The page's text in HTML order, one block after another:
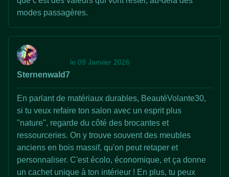
modes passagères.
Sternenwald7
le 09 Janvier 2026
En parlant de matériaux durables, BeautéVolante30,
si tu veux refaire ton salon avec un esprit plus
"nature", regarde du côté des brocantes et
ressourceries. On y trouve souvent des meubles
anciens en bois massif, qu'on peut retaper et
personnaliser. C'est écolo, économique, et ça donne
un cachet unique à ton intérieur ! En plus, tu peux